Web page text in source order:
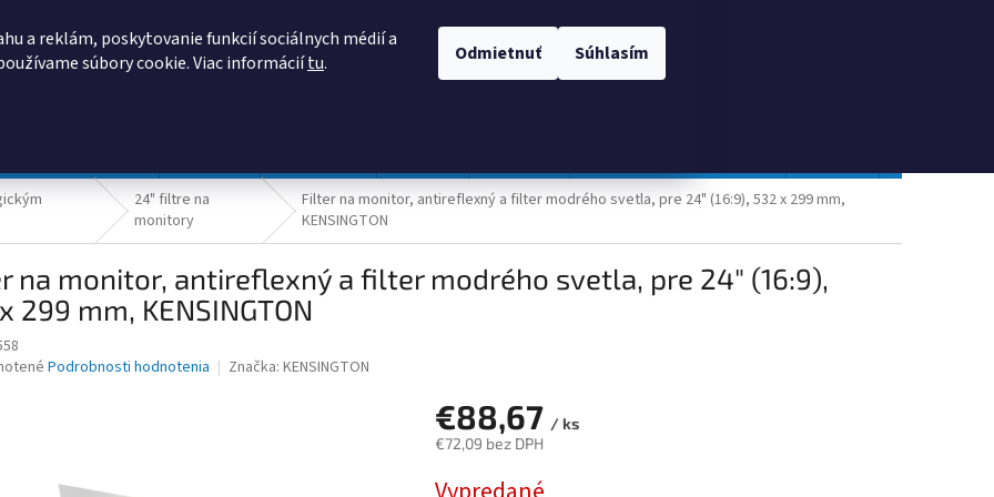
a reklám, poskytovanie funkcií sociálnych médií a
súbory cookie. Viac informáciítu. Odmietnuť Súhlasím
24" filtre na
monitory
Filter na monitor, antireflexný a filter modrého svetla, pre 24" (16:9), 532 x 299 mm,
KENSINGTON
na monitor, antireflexný a filter modrého svetla, pre 24" (16:9),
299 mm, KENSINGTON
Podrobnosti hodnotenia Značka: KENSINGTON
€88,67 / ks
€72,09 bez DPH